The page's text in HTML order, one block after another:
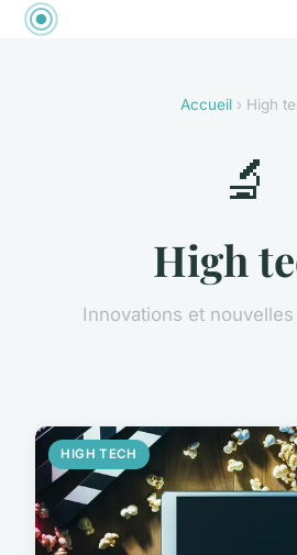
Accueil› High
🔬
High
Innovations et
HIGH TECH